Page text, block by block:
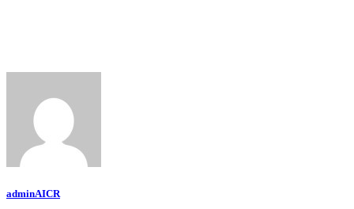
adminAICR